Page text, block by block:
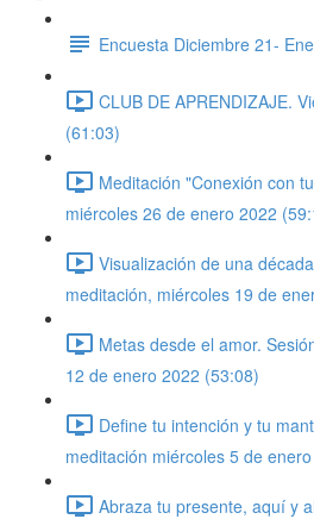
Encuesta Diciembre 21-
CLUB DE APRENDIZAJE.
(61:03)
Meditación "Conexión con
miércoles 26 de enero 2022
Visualización de una
meditación, miércoles 19 de
Metas desde el amor.
12 de enero 2022 (53:08)
Define tu intención y tu
meditación miércoles 5 de
Abraza tu presente, aquí y